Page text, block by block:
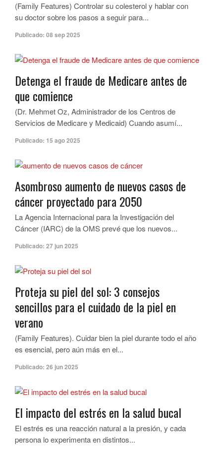
(Family Features) Controlar su colesterol y hablar con
su doctor sobre los pasos a seguir para...
Publicado: 08 sep 2025
Detenga el fraude de Medicare antes de
que comience
(Dr. Mehmet Oz, Administrador de los Centros de
Servicios de Medicare y Medicaid) Cuando asumí...
Publicado: 15 ago 2025
Asombroso aumento de nuevos casos de
cáncer proyectado para 2050
La Agencia Internacional para la Investigación del
Cáncer (IARC) de la OMS prevé que los nuevos...
Publicado: 27 jun 2025
Proteja su piel del sol: 3 consejos
sencillos para el cuidado de la piel en
verano
(Family Features). Cuidar bien la piel durante todo el año
es esencial, pero aún más en el...
Publicado: 26 jun 2025
El impacto del estrés en la salud bucal
El estrés es una reacción natural a la presión, y cada
persona lo experimenta en distintos...